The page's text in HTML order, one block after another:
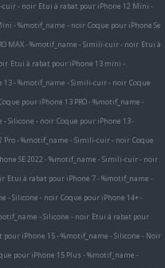
cuir - noir Etui à rabat pour iPhone 12 Mini -
- %motif_name - noir Coque pour iPhone Se
MAX - %motif_name - Simili-cuir - noir Etui à
Etui à rabat pour iPhone 13 mini -
13 - %motif_name - Simili-cuir - noir Coque
pour iPhone 13 PRO - %motif_name -
- Silicone - noir Coque pour iPhone 13 -
Pro - %motif_name - Simili-cuir - noir Coque
SE 2022 - %motif_name - Simili-cuir - noir
Etui à rabat pour iPhone 7 - %motif_name -
- Silicone - noir Coque pour iPhone 14+ -
- Silicone - noir Etui à rabat pour
pour iPhone 15 - %motif_name - Silicone - Noir
pour iPhone 15 Plus - %motif_name -